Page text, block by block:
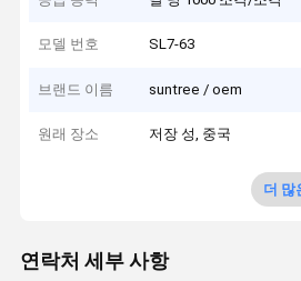
모델 번호 SL7-63
브랜드 이름 suntree / oem
원래 장소 저장 성, 중국
더 많
연락처 세부 사항